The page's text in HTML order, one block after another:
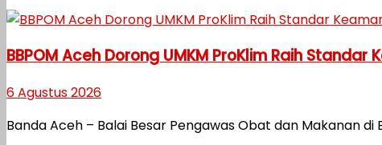
BBPOM Aceh Dorong UMKM ProKlim Raih
6 Agustus 2026
Banda Aceh – Balai Besar Pengawas Obat dan Makanan